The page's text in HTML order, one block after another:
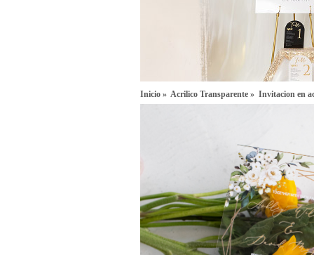
Inicio » Acrilico Transparente » Invitacion en